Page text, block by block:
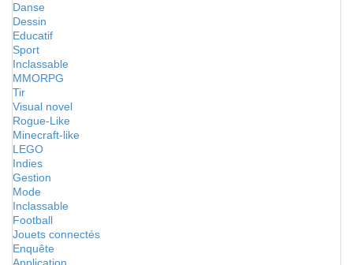
Danse
Dessin
Educatif
Sport
Inclassable
MMORPG
Tir
Visual novel
Rogue-Like
Minecraft-like
LEGO
Indies
Gestion
Mode
Inclassable
Football
Jouets connectés
Enquête